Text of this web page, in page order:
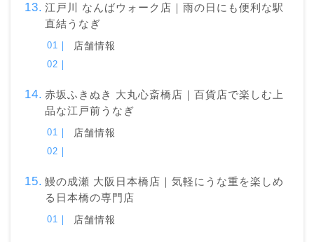
江戸川 なんばウォーク店｜雨の日にも便利な駅
直結うなぎ
店舗情報
赤坂ふきぬき 大丸心斎橋店｜百貨店で楽しむ上
品な江戸前うなぎ
店舗情報
鰻の成瀬 大阪日本橋店｜気軽にうな重を楽しめ
る日本橋の専門店
店舗情報